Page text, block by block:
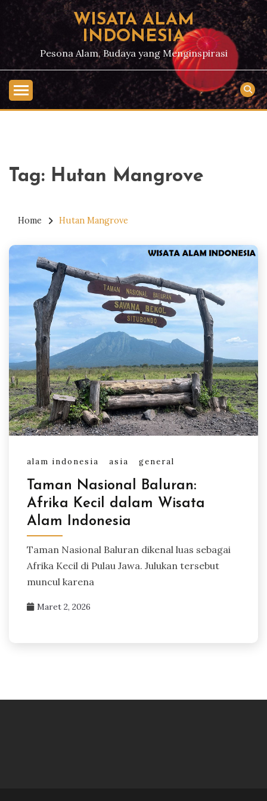
Skip
content
WISATA ALAM
INDONESIA
Pesona Alam, Budaya yang Menginspirasi
Tag: Hutan Mangrove
Home Hutan Mangrove
alam indonesia asia general
Taman Nasional Baluran:
Afrika Kecil dalam Wisata
Alam Indonesia
Taman Nasional Baluran dikenal luas sebagai
Afrika Kecil di Pulau Jawa. Julukan tersebut
muncul karena
Maret 2, 2026